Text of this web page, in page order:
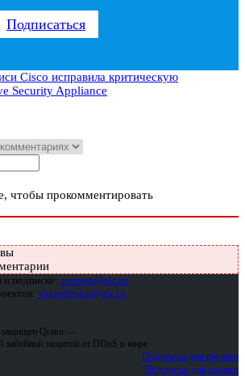
Подписаться
Cisco исправила критическую
Security Appliance
чтобы прокомментировать
подписке: support@glc.ru
yakovleva.a@glc.ru
защищен Qrator —
забойной защитой от DDoS в мире
Подписка для физлиц
Подписка для юрлиц